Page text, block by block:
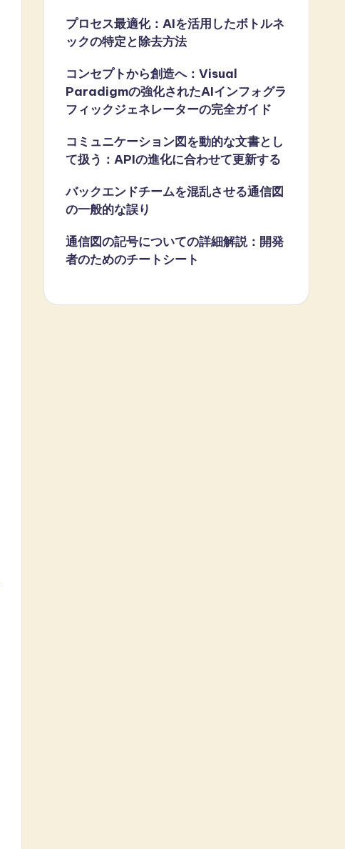
プロセス最適化：AIを活用したボトルネ
ックの特定と除去方法
コンセプトから創造へ：Visual
Paradigmの強化されたAIインフォグラ
フィックジェネレーターの完全ガイド
コミュニケーション図を動的な文書とし
て扱う：APIの進化に合わせて更新する
バックエンドチームを混乱させる通信図
の一般的な誤り
通信図の記号についての詳細解説：開発
者のためのチートシート